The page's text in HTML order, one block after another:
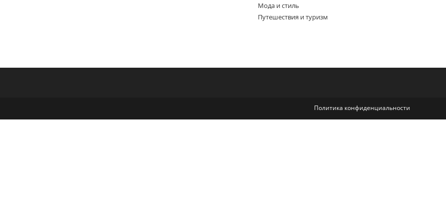
Мода и стиль
Путешествия и туризм
Политика конфиденциальности